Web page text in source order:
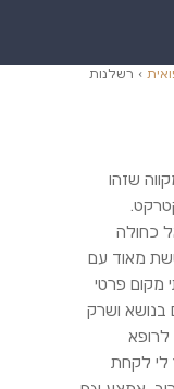
› רשלנות
שזהו
כחולה
מאוד עם
מקום פרטי
בנושא ושרק
לרופא
לי לקחת